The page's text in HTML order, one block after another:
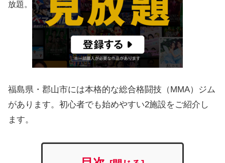
放題。
福島県・郡山市には本格的な総合格闘技（MMA）ジム
があります。初心者でも始めやすい2施設をご紹介し
ます。